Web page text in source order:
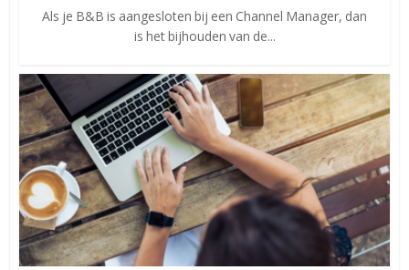
Als je B&B is aangesloten bij een Channel Manager, dan
is het bijhouden van de...